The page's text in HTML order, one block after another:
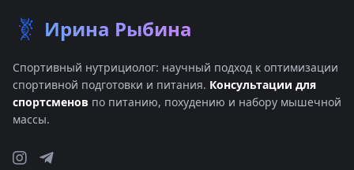
Ирина Рыбина
Спортивный нутрициолог: научный подход к оптимизации
спортивной подготовки и питания. Консультации для
спортсменов по питанию, похудению и набору мышечной
массы.